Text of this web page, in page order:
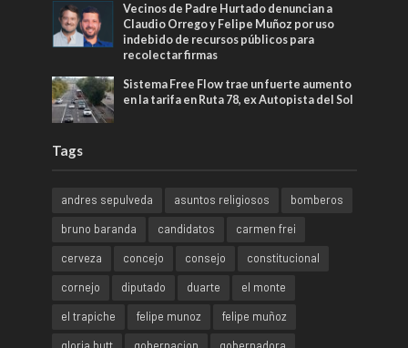
Vecinos de Padre Hurtado denuncian a
Claudio Orrego y Felipe Muñoz por uso
indebido de recursos públicos para
recolectar firmas
Sistema Free Flow trae un fuerte aumento
en la tarifa en Ruta 78, ex Autopista del Sol
Tags
andres sepulveda asuntos religiosos
bomberos
bruno baranda
candidatos
carmen frei
cerveza
concejo consejo
constitucional
cornejo
diputado duarte
el monte
el trapiche
felipe munoz
felipe muñoz